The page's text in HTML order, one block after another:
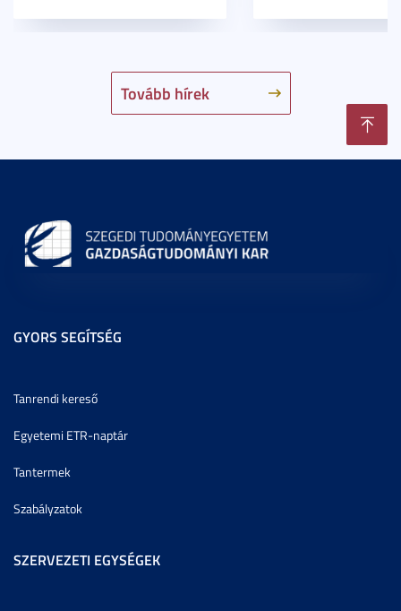
Tovább hírek
GYORS SEGÍTSÉG
Tanrendi kereső
Egyetemi ETR-naptár
Tantermek
Szabályzatok
SZERVEZETI EGYSÉGEK